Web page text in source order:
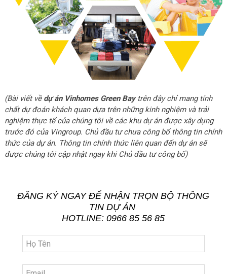
(Bài viết về dự án Vinhomes Green Baytrên đây chỉ mang tính
chất dự đoán khách quan dựa trên những kinh nghiệm và trải
nghiệm thực tế của chúng tôi về các khu dự án được xây dựng
trước đó của Vingroup. Chủ đầu tư chưa công bố thông tin chính
thức của dự án. Thông tin chính thức liên quan đến dự án sẽ
được chúng tôi cập nhật ngay khi Chủ đầu tư công bố)
ĐĂNG KÝ NGAY ĐỂ NHẬN TRỌN BỘ THÔNG
TIN DỰ ÁN
HOTLINE: 0966 85 56 85